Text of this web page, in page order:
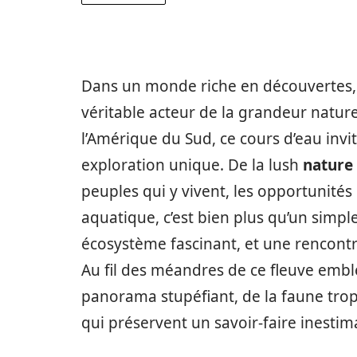
Dans un monde riche en
véritable acteur de la grandeur
l’Amérique du Sud, ce cours d’eau
exploration unique. De la lush nature
peuples qui y vivent, les opportunités
aquatique, c’est bien plus qu’un
écosystème fascinant, et une
Au fil des méandres de ce fleuve
panorama stupéfiant, de la faune
qui préservent un savoir-faire